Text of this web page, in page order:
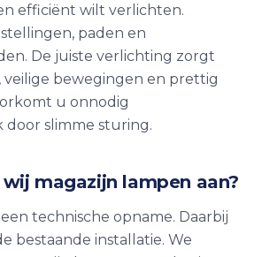
efficiënt wilt verlichten.
paden en
De juiste verlichting zorgt
veilige bewegingen en prettig
u onnodig
slimme sturing.
wij magazijn lampen aan?
technische opname. Daarbij
bestaande installatie. We